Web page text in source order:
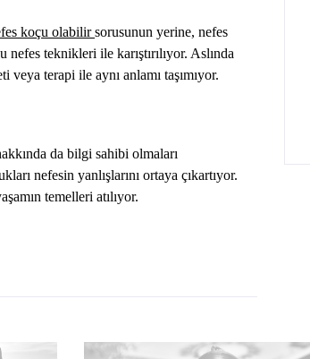
koçu olabilirsorusunun yerine, nefes
teknikleri ile karıştırılıyor. Aslında
terapi ile aynı anlamı taşımıyor.
da bilgi sahibi olmaları
nefesin yanlışlarını ortaya çıkartıyor.
temelleri atılıyor.